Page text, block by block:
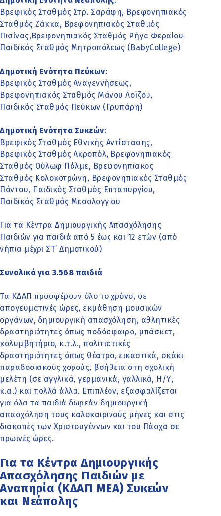
Βρεφικός Σταθμός Στρ. Σαράφη, Βρεφονηπιακός
Σταθμός Ζάκκα, Βρεφονηπιακός Σταθμός
Πισίνας,Βρεφονηπιακός Σταθμός Ρήγα Φεραίου,
Παιδικός Σταθμός Μητροπόλεως (BabyCollege)
Δημοτική Ενότητα Πεύκων:
Βρεφικός Σταθμός Αναγεννήσεως,
Βρεφονηπιακός Σταθμός Μάνου Λοϊζου,
Παιδικός Σταθμός Πεύκων (Γρυπάρη)
Δημοτική Ενότητα Συκεών:
Βρεφικός Σταθμός Εθνικής Αντίστασης,
Βρεφικός Σταθμός Ακροπόλ, Βρεφονηπιακός
Σταθμός Ούλωφ Πάλμε, Βρεφονηπιακός
Σταθμός Κολοκοτρώνη, Βρεφονηπιακός Σταθμός
Πόντου, Παιδικός Σταθμός Επταπυργίου,
Παιδικός Σταθμός Μεσολογγίου
Για τα Κέντρα Δημιουργικής Απασχόλησης
Παιδιών για παιδιά από 5 έως και 12 ετών (από
νήπια μέχρι ΣΤ’ Δημοτικού)
Συνολικά για 3.568 παιδιά
Τα ΚΔΑΠ προσφέρουν όλο το χρόνο, σε
απογευματινές ώρες, εκμάθηση μουσικών
οργάνων, δημιουργική απασχόληση, αθλητικές
δραστηριότητες όπως ποδόσφαιρο, μπάσκετ,
κολυμβητήριο, κ.τ.λ., πολιτιστικές
δραστηριότητες όπως θέατρο, εικαστικά, σκάκι,
παραδοσιακούς χορούς, βοήθεια στη σχολική
μελέτη (σε αγγλικά, γερμανικά, γαλλικά, Η/Υ,
κ.α.) και πολλά άλλα. Επιπλέον, εξασφαλίζεται
για όλα τα παιδιά δωρεάν δημιουργική
απασχόληση τους καλοκαιρινούς μήνες και στις
διακοπές των Χριστουγέννων και του Πάσχα σε
πρωινές ώρες.
Για τα Κέντρα Δημιουργικής
Απασχόλησης Παιδιών με
Αναπηρία (ΚΔΑΠ ΜΕΑ) Συκεών
και Νεάπολης